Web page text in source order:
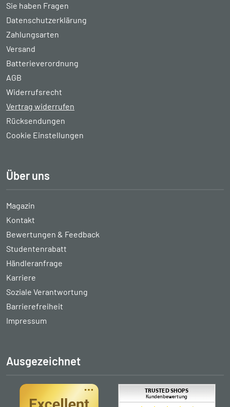
Sie haben Fragen
Datenschutzerklärung
Zahlungsarten
Versand
Batterieverordnung
AGB
Widerrufsrecht
Vertrag widerrufen
Rücksendungen
Cookie Einstellungen
Über uns
Magazin
Kontakt
Bewertungen & Feedback
Studentenrabatt
Händleranfrage
Karriere
Soziale Verantwortung
Barrierefreiheit
Impressum
Ausgezeichnet